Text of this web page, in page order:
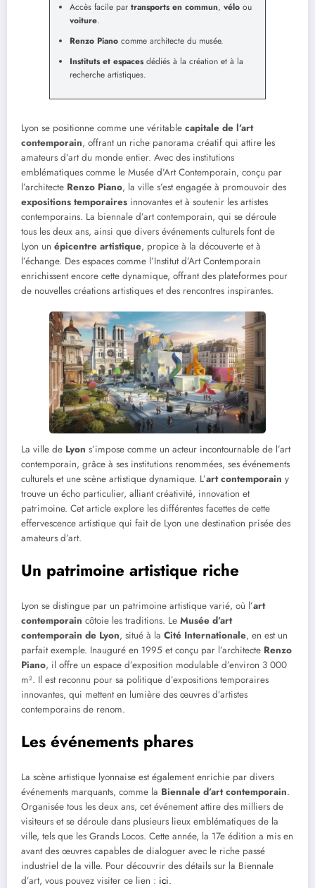
Accès facile par transports en commun, vélo ou
voiture.
Renzo Piano comme architecte du musée.
Instituts et espacesdédiés à la création et à la
recherche artistiques.
Lyon se positionne comme une véritable capitale de l’art
contemporain, offrant un riche panorama créatif qui attire les
amateurs d’art du monde entier. Avec des institutions
emblématiques comme le Musée d’Art Contemporain, conçu par
l’architecte Renzo Piano, la ville s’est engagée à promouvoir des
expositions temporaires innovantes et à soutenir les artistes
contemporains. La biennale d’art contemporain, qui se déroule
tous les deux ans, ainsi que divers événements culturels font de
Lyon un épicentre artistique, propice à la découverte et à
l’échange. Des espaces comme l’Institut d’Art Contemporain
enrichissent encore cette dynamique, offrant des plateformes pour
de nouvelles créations artistiques et des rencontres inspirantes.
La ville de Lyon s’impose comme un acteur incontournable de l’art
contemporain, grâce à ses institutions renommées, ses événements
culturels et une scène artistique dynamique. L’art contemporain y
trouve un écho particulier, alliant créativité, innovation et
patrimoine. Cet article explore les différentes facettes de cette
effervescence artistique qui fait de Lyon une destination prisée des
amateurs d’art.
Un patrimoine artistique riche
Lyon se distingue par un patrimoine artistique varié, où l’art
contemporain côtoie les traditions. Le Musée d’art
contemporain de Lyon, situé à la Cité Internationale, en est un
parfait exemple. Inauguré en 1995 et conçu par l’architecte Renzo
Piano, il offre un espace d’exposition modulable d’environ 3 000
m². Il est reconnu pour sa politique d’expositions temporaires
innovantes, qui mettent en lumière des œuvres d’artistes
contemporains de renom.
Les événements phares
La scène artistique lyonnaise est également enrichie par divers
événements marquants, comme la Biennale d’art contemporain.
Organisée tous les deux ans, cet événement attire des milliers de
visiteurs et se déroule dans plusieurs lieux emblématiques de la
ville, tels que les Grands Locos. Cette année, la 17e édition a mis en
avant des œuvres capables de dialoguer avec le riche passé
industriel de la ville. Pour découvrir des détails sur la Biennale
d’art, vous pouvez visiter ce lien : ici.